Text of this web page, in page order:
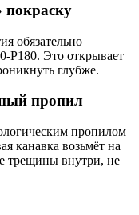
обязательно
Р180. Это открывает
глубже.
пропил
пропилом
канавка возьмёт на
трещины внутри, не